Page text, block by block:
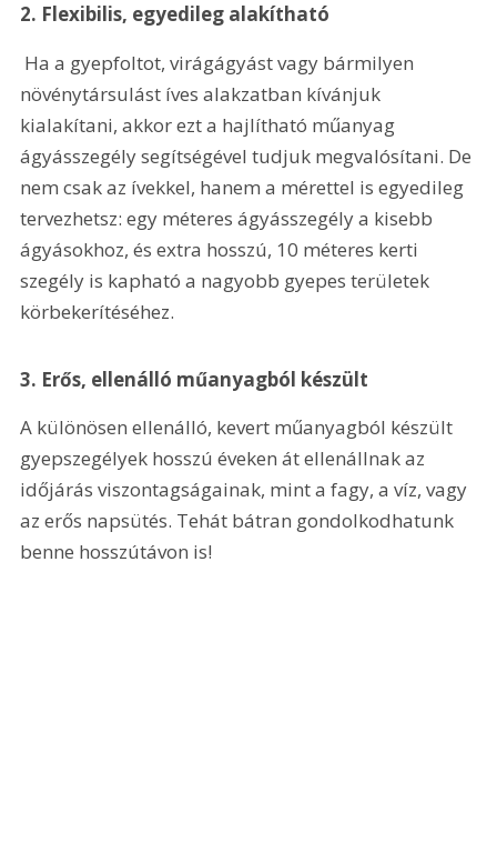
2. Flexibilis, egyedileg alakítható
Ha a gyepfoltot, virágágyást vagy bármilyen
növénytársulást íves alakzatban kívánjuk
kialakítani, akkor ezt a hajlítható műanyag
ágyásszegély segítségével tudjuk megvalósítani. De
nem csak az ívekkel, hanem a mérettel is egyedileg
tervezhetsz: egy méteres ágyásszegély a kisebb
ágyásokhoz, és extra hosszú, 10 méteres kerti
szegély is kapható a nagyobb gyepes területek
körbekerítéséhez.
3. Erős, ellenálló műanyagból készült
A különösen ellenálló, kevert műanyagból készült
gyepszegélyek hosszú éveken át ellenállnak az
időjárás viszontagságainak, mint a fagy, a víz, vagy
az erős napsütés. Tehát bátran gondolkodhatunk
benne hosszútávon is!